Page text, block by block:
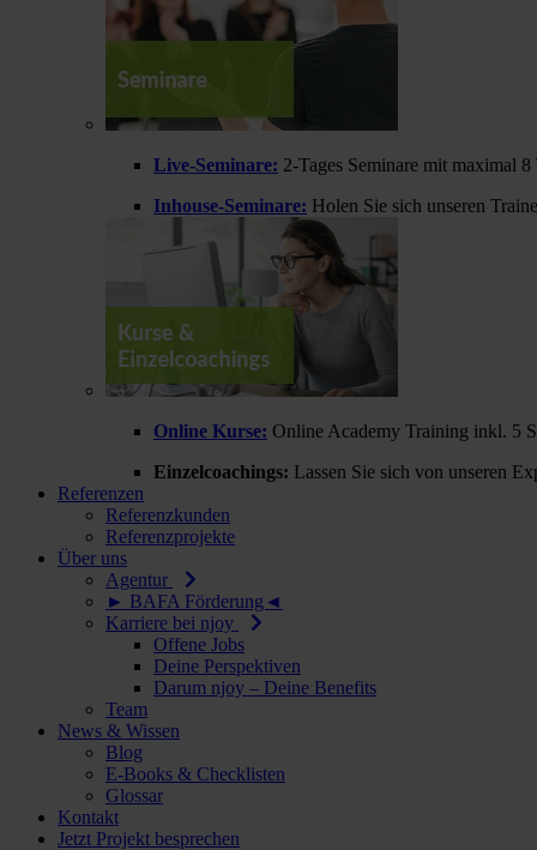
Live-Seminare: 2-Tages Seminare mit maximal
Inhouse-Seminare: Holen Sie sich unseren
Online Kurse: Online Academy Training inkl. 5
Einzelcoachings: Lassen Sie sich von unseren
Referenzen
Referenzkunden
Referenzprojekte
Über uns
Agentur
► BAFA Förderung◄
Karriere bei njoy
Offene Jobs
Deine Perspektiven
Darum njoy – Deine Benefits
Team
News & Wissen
Blog
E-Books & Checklisten
Glossar
Kontakt
Jetzt Projekt besprechen